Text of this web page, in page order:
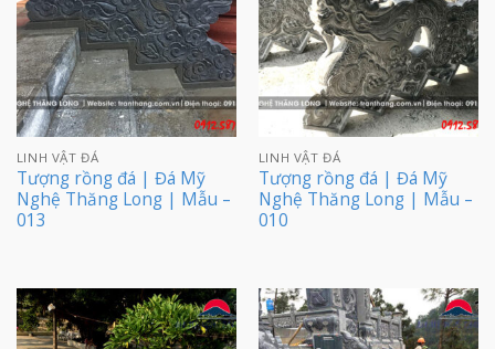
LINH VẬT ĐÁ
Tượng rồng đá | Đá Mỹ
Nghệ Thăng Long | Mẫu –
013
LINH VẬT ĐÁ
Tượng rồng đá | Đá Mỹ
Nghệ Thăng Long | Mẫu –
010